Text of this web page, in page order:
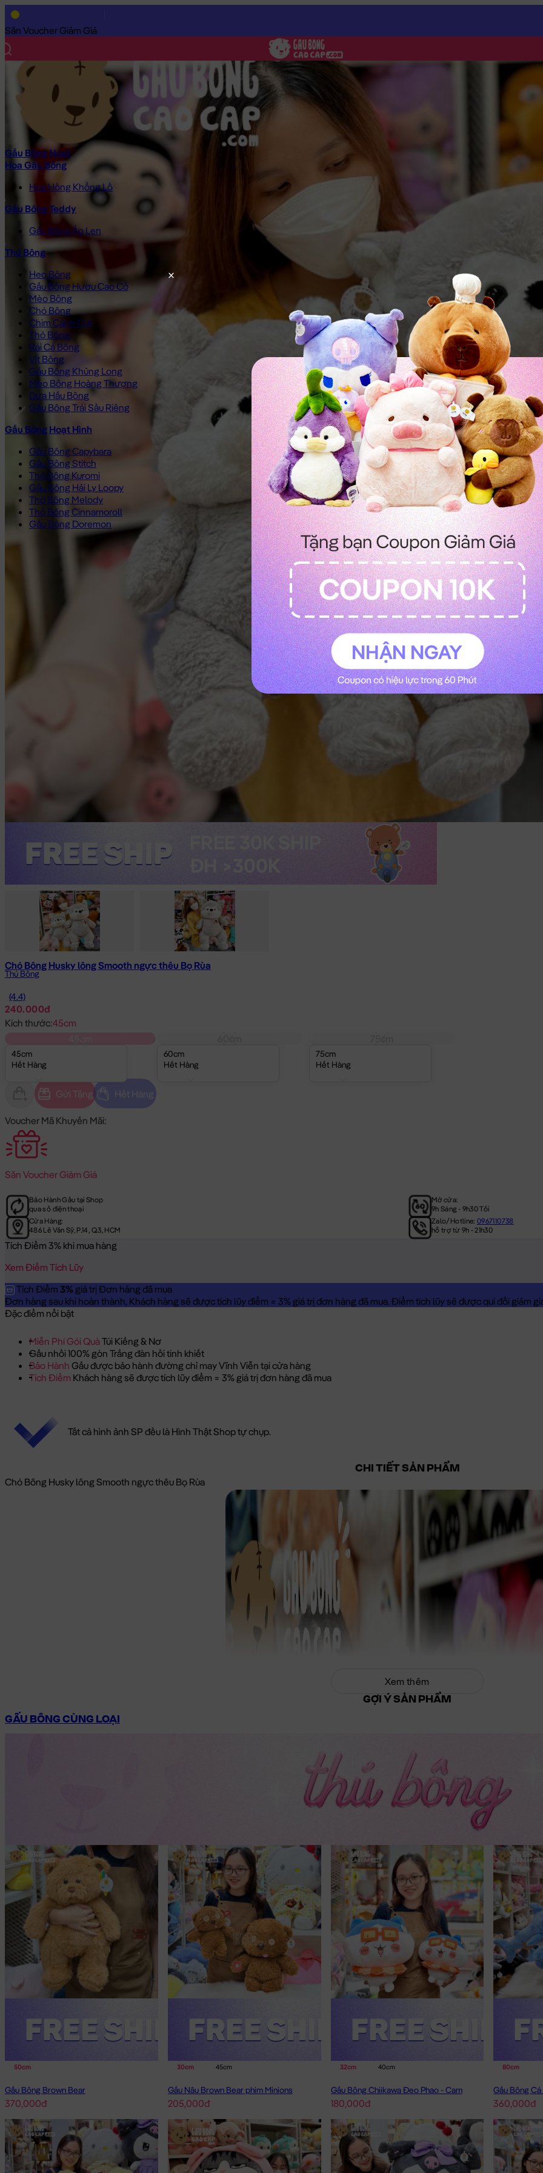
Săn Voucher Giảm Giá
Gấu Bông Noel
Hoa Gấu Bông
Hoa Hồng Khổng Lồ
Gấu Bông Teddy
Gấu Bông Áo Len
Thú Bông
Heo Bông
Gấu Bông Hươu Cao Cổ
Mèo Bông
Chó Bông
Chim Cánh Cụt
Thỏ Bông
Rái Cá Bông
Vịt Bông
Gấu Bông Khủng Long
Mèo Bông Hoàng Thượng
Dưa Hấu Bông
Gấu Bông Trái Sầu Riêng
Gấu Bông Hoạt Hình
Gấu Bông Capybara
Gấu Bông Stitch
Thỏ Bông Kuromi
Gấu Bông Hải Ly Loopy
Thỏ Bông Melody
Thỏ Bông Cinnamoroll
Gấu Bông Doremon
Trang Chủ
Chó Bông Husky lông Smooth ngực thêu Bọ Rùa
Thú Bông
(4.4)
240.000đ
Kích thước:45cm
45cm
Hết Hàng
60cm
Hết Hàng
75cm
Hết Hàng
Gửi Tặng Hết Hàng
Voucher Mã Khuyến Mãi:
Săn Voucher Giảm Giá
Bảo Hành Gấu tại Shop
qua số điện thoại
Mở cửa:
9h Sáng - 9h30 Tối
Cửa Hàng:
486 Lê Văn Sỹ, P.14, Q.3, HCM
Zalo/Hotline:0967110738
hỗ trợ từ 9h - 21h30
Tích Điểm 3% khi mua hàng
Xem Điểm Tích Lũy
Tích Điểm 3% giá trị Đơn hàng đã mua
Đơn hàng sau khi hoàn thành, Khách hàng sẽ được tích lũy điểm = 3% giá trị đơn hàng đã mua. Điểm tích lũy sẽ được qui đổi giảm
Đặc điểm nổi bật
Miễn Phí Gói QuàTúi Kiếng & Nơ
Gấu nhồi 100% gòn Trắng đàn hồi tinh khiết
Bảo Hành Gấu được bảo hành đường chỉ may Vĩnh Viễn tại cửa hàng
Tích Điểm Khách hàng sẽ được tích lũy điểm = 3% giá trị đơn hàng đã mua
Tất cả hình ảnh SP đều là Hình Thật Shop tự chụp.
CHI TIẾT SẢN PHẨM
Chó Bông Husky lông Smooth ngực thêu Bọ Rùa
Xem thêm
GỢI Ý SẢN PHẨM
GẤU BÔNG CÙNG LOẠI
50cm
Gấu Bông Brown Bear
370,000đ
30cm 45cm
Gấu Nâu Brown Bear phim Minions
205,000đ
32cm 40cm
Gấu Bông Chiikawa Đeo Phao - Cam
180,000đ
80cm
Gấu Bông
360,000đ